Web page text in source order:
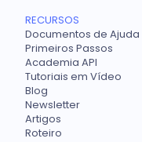
RECURSOS
Documentos de Ajuda
Primeiros Passos
Academia API
Tutoriais em Vídeo
Blog
Newsletter
Artigos
Roteiro